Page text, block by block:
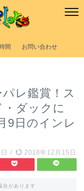
間 お問い合わせ
レ鑑賞！ス
ダックに
9日のインレ
/ 2018年12月15日
合があります